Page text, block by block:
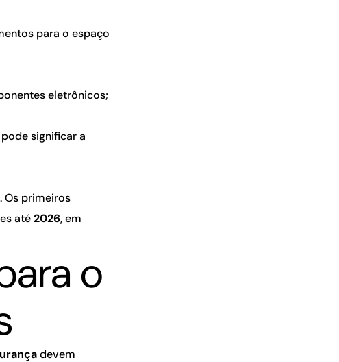
para o espaço
eletrônicos;
significar a
Os primeiros
até2026, em
o
devem